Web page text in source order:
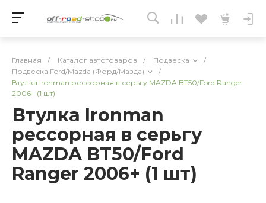
Главная / Каталог автотоваров / Подвеска
/
Подвеска Ford/Mazda (Форд/Мазда)
/
Втулка Ironman рессорная в серьгу MAZDA BT50/Ford Ranger
2006+ (1 шт)
Втулка Ironman
рессорная в серьгу
MAZDA BT50/Ford
Ranger 2006+ (1 шт)